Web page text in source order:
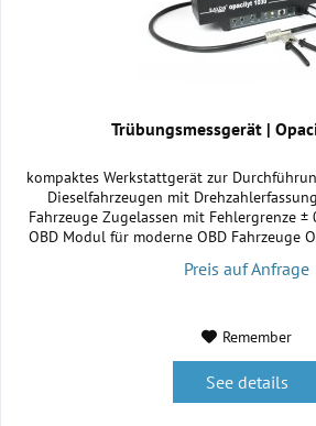
Trübungsmessgerät |
kompaktes Werkstattgerät zur
Dieselfahrzeugen mit
Fahrzeuge Zugelassen mit Fehlergrenze
OBD Modul für moderne OBD Fahrzeuge
Bluetooth verbunden Übersichtliche AU
Preis auf Anfrage
Remember
See details